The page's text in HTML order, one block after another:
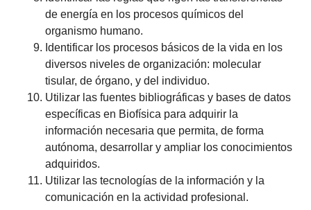
de energía en los procesos químicos del
organismo humano.
Identificar los procesos básicos de la vida en los
diversos niveles de organización: molecular
tisular, de órgano, y del individuo.
Utilizar las fuentes bibliográficas y bases de datos
específicas en Biofísica para adquirir la
información necesaria que permita, de forma
autónoma, desarrollar y ampliar los conocimientos
adquiridos.
Utilizar las tecnologías de la información y la
comunicación en la actividad profesional.